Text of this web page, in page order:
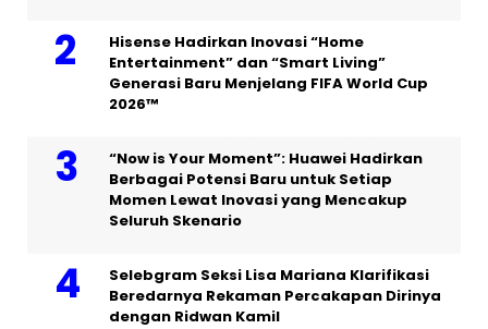
Hisense Hadirkan Inovasi “Home
Entertainment” dan “Smart Living”
Generasi Baru Menjelang FIFA World Cup
2026™
“Now is Your Moment”: Huawei Hadirkan
Berbagai Potensi Baru untuk Setiap
Momen Lewat Inovasi yang Mencakup
Seluruh Skenario
Selebgram Seksi Lisa Mariana Klarifikasi
Beredarnya Rekaman Percakapan Dirinya
dengan Ridwan Kamil